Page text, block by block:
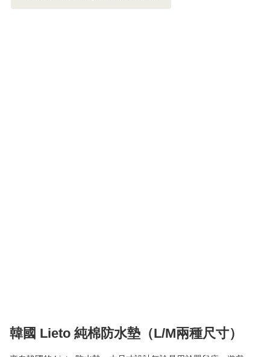
韓國 Lieto 純棉防水墊（L/M兩種尺寸）